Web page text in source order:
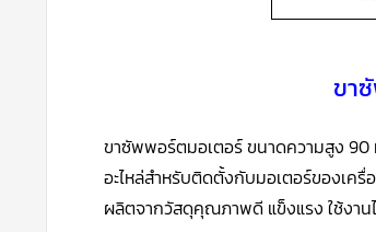
ขา
ขาซัพพอร์ตมอเตอร์ ขนาดความสูง 90
อะไหล่สำหรับติดตั้งกับมอเตอร์ของเครื่
ผลิตจากวัสดุคุณภาพดี แข็งแรง ใช้งาน